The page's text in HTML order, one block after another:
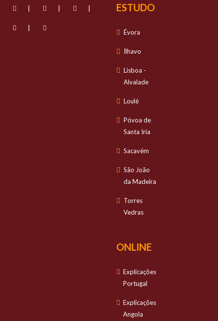
| | |
|
ESTUDO
Évora
Ílhavo
Lisboa -
Alvalade
Loulé
Póvoa de
Santa Iria
Sacavém
São João
da Madeira
Torres
Vedras
ONLINE
Explicações
Portugal
Explicações
Angola